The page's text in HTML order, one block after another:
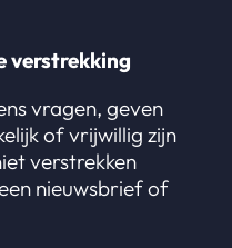
verstrekking
vragen, geven
of vrijwillig zijn
verstrekken
nieuwsbrief of